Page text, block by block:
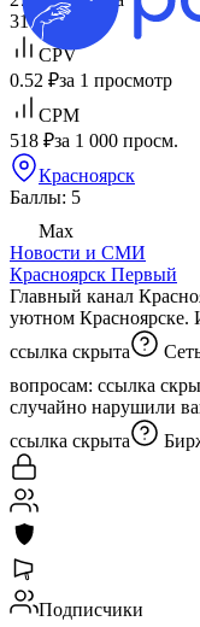
31%Общий
CPV
0.52 ₽за 1 просмотр
CPM
518 ₽за 1 000 просм.
Красноярск
Баллы: 5
Max
Новости и СМИ
Красноярск Первый
Главный канал
уютном Красноярске.
ссылка скрыта
вопросам: ссылка
случайно нарушили
ссылка скрыта
Подписчики